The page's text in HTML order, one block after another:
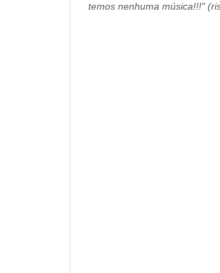
temos nenhuma música!!!"